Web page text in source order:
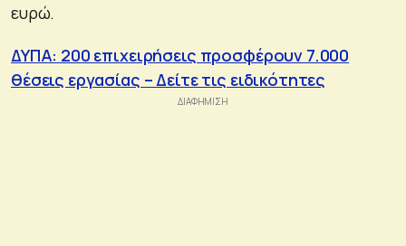
ευρώ.
ΔΥΠΑ: 200 επιχειρήσεις προσφέρουν 7.000
θέσεις εργασίας – Δείτε τις ειδικότητες